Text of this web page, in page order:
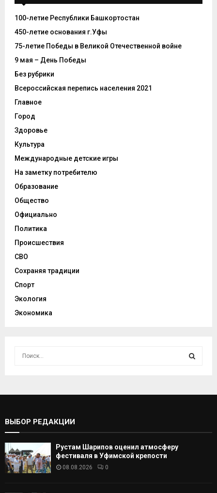
100-летие Республики Башкортостан
450-летие основания г.Уфы
75-летие Победы в Великой Отечественной войне
9 мая – День Победы
Без рубрики
Всероссийская перепись населения 2021
Главное
Город
Здоровье
Культура
Международные детские игры
На заметку потребителю
Образование
Общество
Официально
Политика
Происшествия
СВО
Сохраняя традиции
Спорт
Экология
Экономика
С
А
ВЫБОР РЕДАКЦИИ
Рустам Шарипов оценил атмосферу
фестиваля в Уфимской крепости
08.08.2026 0